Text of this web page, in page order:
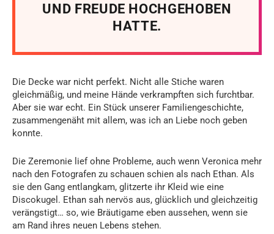
UND FREUDE HOCHGEHOBEN
HATTE.
Die Decke war nicht perfekt. Nicht alle Stiche waren
gleichmäßig, und meine Hände verkrampften sich furchtbar.
Aber sie war echt. Ein Stück unserer Familiengeschichte,
zusammengenäht mit allem, was ich an Liebe noch geben
konnte.
Die Zeremonie lief ohne Probleme, auch wenn Veronica mehr
nach den Fotografen zu schauen schien als nach Ethan. Als
sie den Gang entlangkam, glitzerte ihr Kleid wie eine
Discokugel. Ethan sah nervös aus, glücklich und gleichzeitig
verängstigt… so, wie Bräutigame eben aussehen, wenn sie
am Rand ihres neuen Lebens stehen.